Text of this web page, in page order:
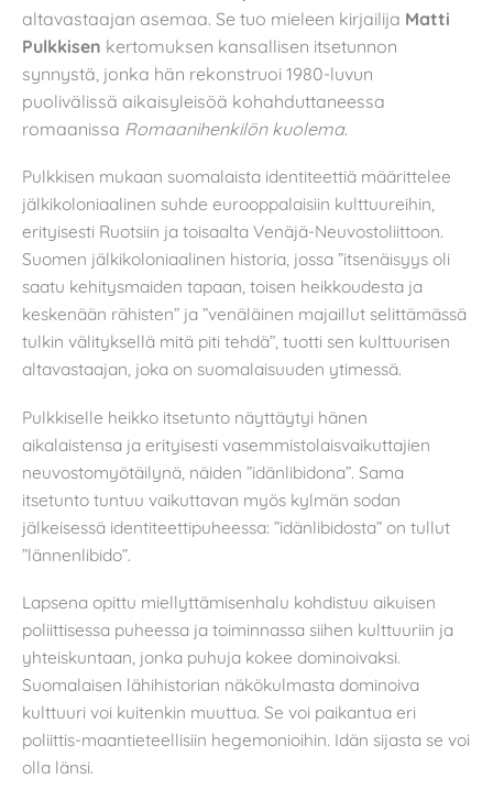
altavastaajan asemaa. Se tuo mieleen kirjailija Matti
Pulkkisen kertomuksen kansallisen itsetunnon
synnystä, jonka hän rekonstruoi 1980-luvun
puolivälissä aikaisyleisöä kohahduttaneessa
romaanissa Romaanihenkilön kuolema.
Pulkkisen mukaan suomalaista identiteettiä määrittelee
jälkikoloniaalinen suhde eurooppalaisiin kulttuureihin,
erityisesti Ruotsiin ja toisaalta Venäjä-Neuvostoliittoon.
Suomen jälkikoloniaalinen historia, jossa ”itsenäisyys oli
saatu kehitysmaiden tapaan, toisen heikkoudesta ja
keskenään rähisten” ja ”venäläinen majaillut selittämässä
tulkin välityksellä mitä piti tehdä”, tuotti sen kulttuurisen
altavastaajan, joka on suomalaisuuden ytimessä.
Pulkkiselle heikko itsetunto näyttäytyi hänen
aikalaistensa ja erityisesti vasemmistolaisvaikuttajien
neuvostomyötäilynä, näiden ”idänlibidona”. Sama
itsetunto tuntuu vaikuttavan myös kylmän sodan
jälkeisessä identiteettipuheessa: ”idänlibidosta” on tullut
”lännenlibido”.
Lapsena opittu miellyttämisenhalu kohdistuu aikuisen
poliittisessa puheessa ja toiminnassa siihen kulttuuriin ja
yhteiskuntaan, jonka puhuja kokee dominoivaksi.
Suomalaisen lähihistorian näkökulmasta dominoiva
kulttuuri voi kuitenkin muuttua. Se voi paikantua eri
poliittis-maantieteellisiin hegemonioihin. Idän sijasta se voi
olla länsi.